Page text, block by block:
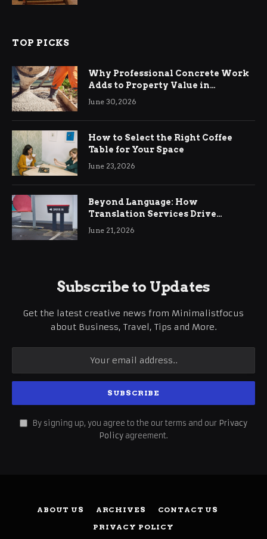
TOP PICKS
Why Professional Concrete Work
Adds to Property Value in
Ringwood
June 30, 2026
How to Select the Right Coffee
Table for Your Space
June 23, 2026
Beyond Language: How
Translation Services Drive
International Business Growth
June 21, 2026
Subscribe to Updates
Get the latest creative news from Minimalistfocus
about Business, Travel, Tips and More.
By signing up, you agree to the our terms and our Privacy
Policy agreement.
ABOUT US ARCHIVES
CONTACT US
PRIVACY POLICY